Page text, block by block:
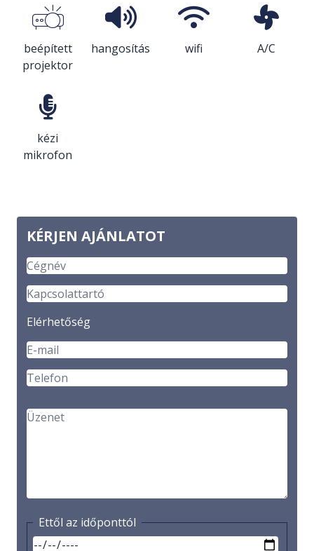
beépített
projektor
hangosítás wifi A/C
kézi
mikrofon
KÉRJEN AJÁNLATOT
Elérhetőség
Ettől az időponttól